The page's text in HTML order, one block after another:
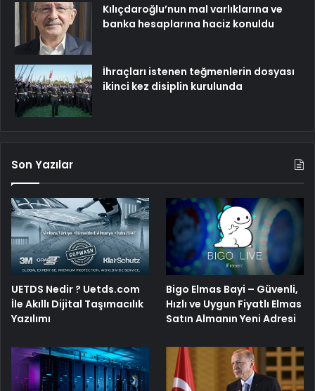
Kılıçdaroğlu’nun mal varlıklarına ve
banka hesaplarına haciz konuldu
İhraçları istenen teğmenlerin dosyası
ikinci kez disiplin kurulunda
Son Yazılar
UETDS Nedir ? Uetds.com
İle Akıllı Dijital Taşımacılık
Yazılımı
Bigo Elmas Bayi – Güvenli,
Hızlı ve Uygun Fiyatlı Elmas
Satın Almanın Yeni Adresi